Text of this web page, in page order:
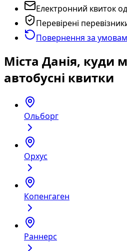
Електронний квиток
Перевірені
Повернення за
Міста Данія, куди
автобусні квитки
Ольборг
Орхус
Копенгаген
Раннерс